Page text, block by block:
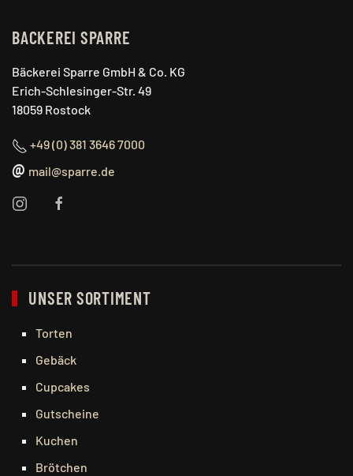
BACKEREI SPARRE
Bäckerei Sparre GmbH & Co. KG
Erich-Schlesinger-Str. 49
18059 Rostock
+49 (0) 381 3646 7000
@ mail@sparre.de
UNSER SORTIMENT
Torten
Gebäck
Cupcakes
Gutscheine
Kuchen
Brötchen